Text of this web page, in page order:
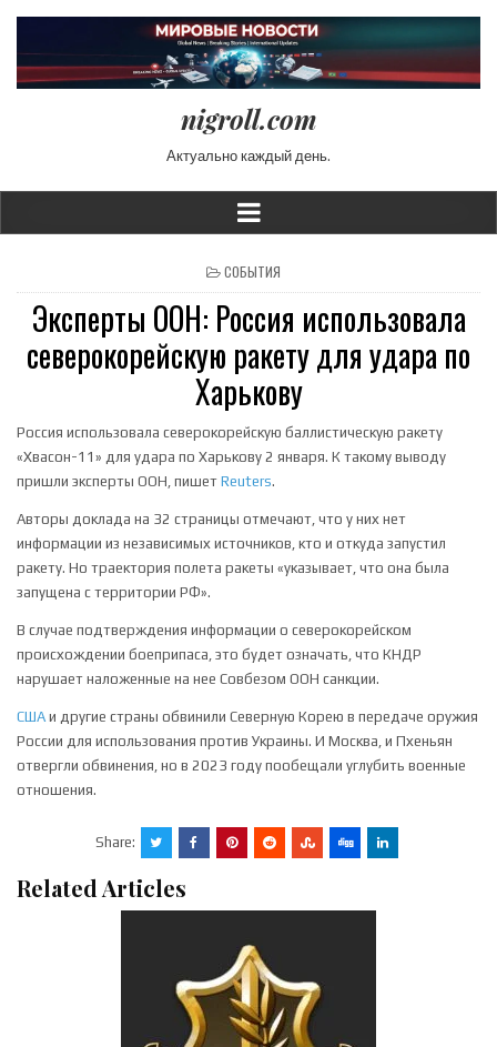
nigroll.com
Актуально каждый день.
POSTED IN
СОБЫТИЯ
Эксперты ООН: Россия использовала
северокорейскую ракету для удара по
Харькову
Россия использовала северокорейскую баллистическую ракету
«Хвасон-11» для удара по Харькову 2 января. К такому выводу
пришли эксперты ООН, пишет Reuters.
Авторы доклада на 32 страницы отмечают, что у них нет
информации из независимых источников, кто и откуда запустил
ракету. Но траектория полета ракеты «указывает, что она была
запущена с территории РФ».
В случае подтверждения информации о северокорейском
происхождении боеприпаса, это будет означать, что КНДР
нарушает наложенные на нее Совбезом ООН санкции.
США и другие страны обвинили Северную Корею в передаче оружия
России для использования против Украины. И Москва, и Пхеньян
отвергли обвинения, но в 2023 году пообещали углубить военные
отношения.
Share:
Related Articles